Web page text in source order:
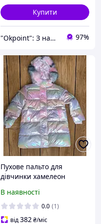
Купити
"Okpoint": З нами ваше життя буде ОК! 97%
Пухове пальто для
дівчинки хамелеон
В наявності
0.0 (1)
від382₴/міс